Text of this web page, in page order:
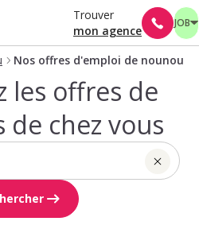
Trouver
mon agence
JOB
Nos offres d'emploi de nounou
les offres de
de chez vous